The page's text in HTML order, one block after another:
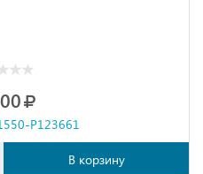
P123661
В корзину